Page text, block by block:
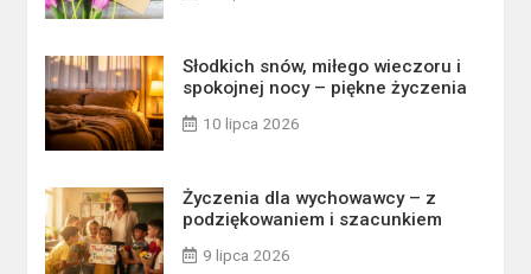
Słodkich snów, miłego wieczoru i
spokojnej nocy – piękne życzenia
10 lipca 2026
Życzenia dla wychowawcy – z
podziękowaniem i szacunkiem
9 lipca 2026